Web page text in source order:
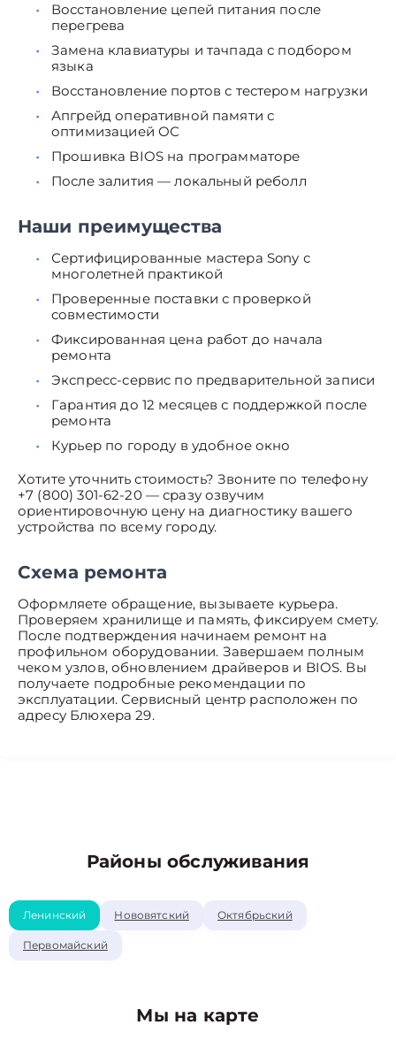
Восстановление цепей питания после
перегрева
Замена клавиатуры и тачпада с подбором
языка
Восстановление портов с тестером нагрузки
Апгрейд оперативной памяти с
оптимизацией ОС
Прошивка BIOS на программаторе
После залития — локальный реболл
Наши преимущества
Сертифицированные мастера Sony с
многолетней практикой
Проверенные поставки с проверкой
совместимости
Фиксированная цена работ до начала
ремонта
Экспресс-сервис по предварительной записи
Гарантия до 12 месяцев с поддержкой после
ремонта
Курьер по городу в удобное окно
Хотите уточнить стоимость? Звоните по телефону
+7 (800) 301-62-20 — сразу озвучим
ориентировочную цену на диагностику вашего
устройства по всему городу.
Схема ремонта
Оформляете обращение, вызываете курьера.
Проверяем хранилище и память, фиксируем смету.
После подтверждения начинаем ремонт на
профильном оборудовании. Завершаем полным
чеком узлов, обновлением драйверов и BIOS. Вы
получаете подробные рекомендации по
эксплуатации. Сервисный центр расположен по
адресу Блюхера 29.
Районы обслуживания
Ленинский Нововятский Октябрьский
Первомайский
Мы на карте